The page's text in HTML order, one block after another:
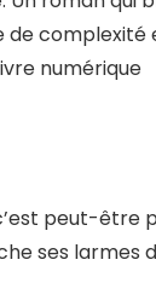
de complexité
numérique
peut-être
ses larmes